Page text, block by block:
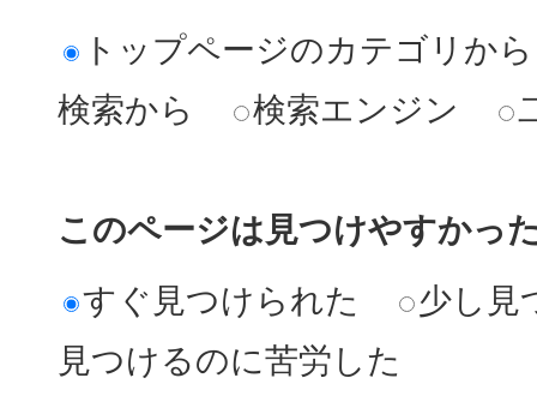
トップページのカテゴリから
検索から
検索エンジン
このページは見つけやすかっ
すぐ見つけられた
少し見
見つけるのに苦労した